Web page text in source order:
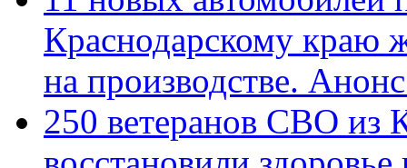
Краснодарскому краю
на производстве.
250 ветеранов СВО из